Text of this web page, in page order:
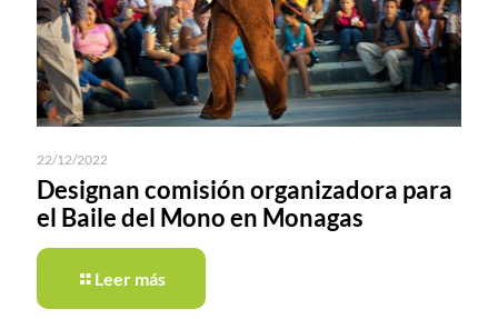
22/12/2022
Designan comisión organizadora para
el Baile del Mono en Monagas
Leer más